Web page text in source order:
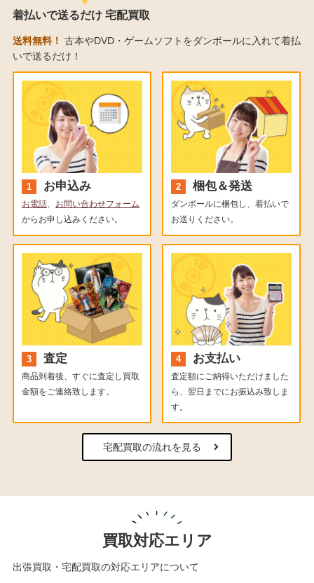
着払いで送るだけ 宅配買取
送料無料！ 古本やDVD・ゲームソフトをダンボールに入れて着払
いで送るだけ！
お申込み
お電話、 お問い合わせフォーム
からお申し込みください。
梱包＆発送
ダンボールに梱包し、着払いで
お送りください。
査定
商品到着後、すぐに査定し買取
金額をご連絡致します。
お支払い
査定額にご納得いただけました
ら、翌日までにお振込み致しま
す。
宅配買取の流れを見る
買取対応エリア
出張買取・宅配買取の対応エリアについて